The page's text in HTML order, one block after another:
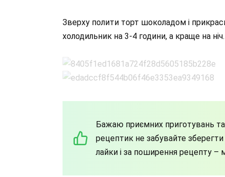
Зверху полити торт шоколадом і
холодильник на 3-4 години, а краще на ніч.
Бажаю приємних приготувань
рецептик не забувайте
лайки і за поширення рецепту –